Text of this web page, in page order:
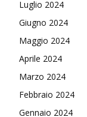
Luglio 2024
Giugno 2024
Maggio 2024
Aprile 2024
Marzo 2024
Febbraio 2024
Gennaio 2024